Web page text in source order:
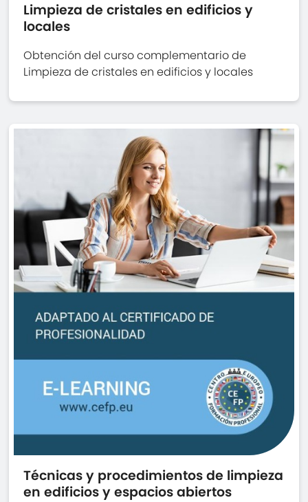
Limpieza de cristales en edificios y
locales
Obtención del curso complementario de
Limpieza de cristales en edificios y locales
Técnicas y procedimientos de limpieza
en edificios y espacios abiertos